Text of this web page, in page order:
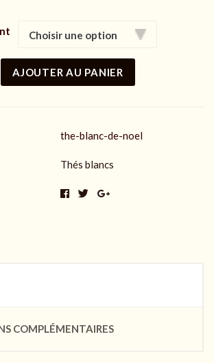
AJOUTER AU PANIER
the-blanc-de-noel
Thés blancs
COMPLÉMENTAIRES